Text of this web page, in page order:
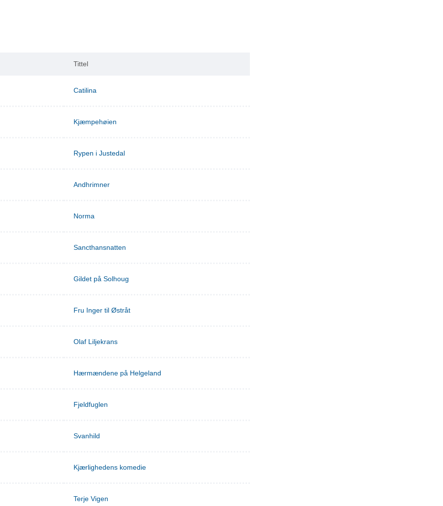
Tittel
Catilina
Kjæmpehøien
Rypen i Justedal
Andhrimner
Norma
Sancthansnatten
Gildet på Solhoug
Fru Inger til Østråt
Olaf Liljekrans
Hærmændene på Helgeland
Fjeldfuglen
Svanhild
Kjærlighedens komedie
Terje Vigen